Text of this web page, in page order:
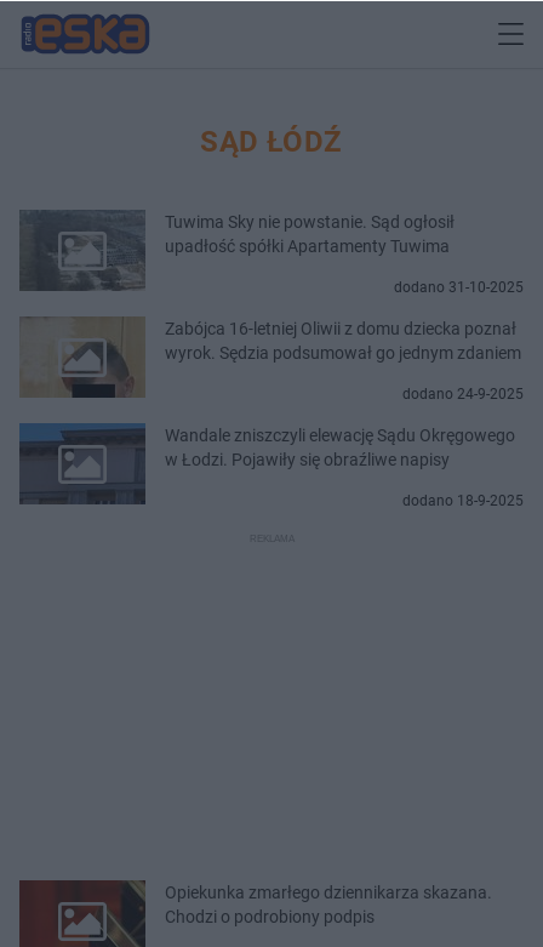
SĄD ŁÓDŹ
Tuwima Sky nie powstanie. Sąd ogłosił
upadłość spółki Apartamenty Tuwima
dodano 31-10-2025
Zabójca 16-letniej Oliwii z domu dziecka poznał
wyrok. Sędzia podsumował go jednym zdaniem
dodano 24-9-2025
Wandale zniszczyli elewację Sądu Okręgowego
w Łodzi. Pojawiły się obraźliwe napisy
dodano 18-9-2025
Opiekunka zmarłego dziennikarza skazana.
Chodzi o podrobiony podpis